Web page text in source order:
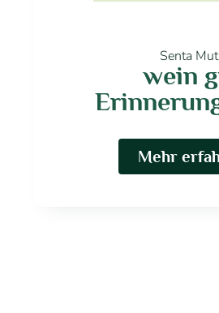
Senta
wein
Mehr